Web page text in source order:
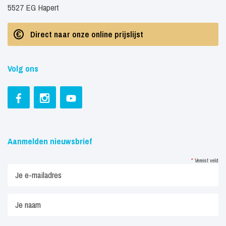
5527 EG Hapert
Direct naar onze online prijslijst
Volg ons
Aanmelden nieuwsbrief
* Vereist veld